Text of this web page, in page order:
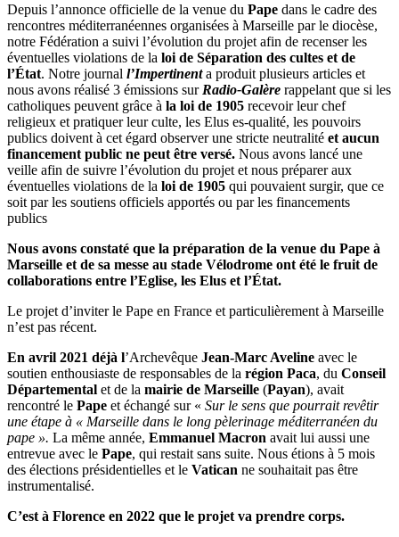
Depuis l’annonce officielle de la venue du Pape dans le cadre des
rencontres méditerranéennes organisées à Marseille par le diocèse,
notre Fédération a suivi l’évolution du projet afin de recenser les
éventuelles violations de la loi de Séparation des cultes et de
l’État. Notre journal l’Impertinenta produit plusieurs articles et
nous avons réalisé 3 émissions sur Radio-Galère rappelant que si les
catholiques peuvent grâce à la loi de 1905 recevoir leur chef
religieux et pratiquer leur culte, les Elus es-qualité, les pouvoirs
publics doivent à cet égard observer une stricte neutralité et aucun
financement public ne peut être versé. Nous avons lancé une
veille afin de suivre l’évolution du projet et nous préparer aux
éventuelles violations de la loi de 1905 qui pouvaient surgir, que ce
soit par les soutiens officiels apportés ou par les financements
publics
Nous avons constaté que la préparation de la venue du Pape à
Marseille et de sa messe au stade Vélodrome ont été le fruit de
collaborations entre l’Eglise, les Elus et l’État.
Le projet d’inviter le Pape en France et particulièrement à Marseille
n’est pas récent.
En avril 2021 déjà l’Archevêque Jean-Marc Aveline avec le
soutien enthousiaste de responsables de la région Paca, du Conseil
Départemental et de la mairie de Marseille (Payan), avait
rencontré le Pape et échangé sur « Sur le sens que pourrait revêtir
une étape à « Marseille dans le long pèlerinage méditerranéen du
pape ». La même année, Emmanuel Macron avait lui aussi une
entrevue avec le Pape, qui restait sans suite. Nous étions à 5 mois
des élections présidentielles et le Vatican ne souhaitait pas être
instrumentalisé.
C’est à Florence en 2022 que le projet va prendre corps.